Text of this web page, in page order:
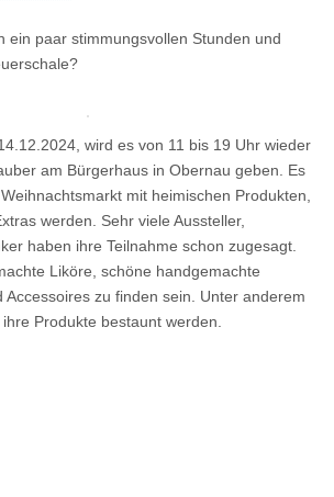
ein paar stimmungsvollen Stunden und
wird es von 11 bis 19 Uhr wieder
am Bürgerhaus in Obernau geben. Es
mit heimischen Produkten,
werden. Sehr viele Aussteller,
haben ihre Teilnahme schon zugesagt.
Liköre, schöne handgemachte
Accessoires zu finden sein. Unter anderem
Produkte bestaunt werden.